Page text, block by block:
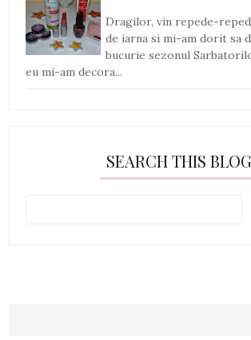
Dragilor, vin repede-
de iarna si mi-am dorit sa
bucurie sezonul
eu mi-am decora...
SEARCH THIS BLOG